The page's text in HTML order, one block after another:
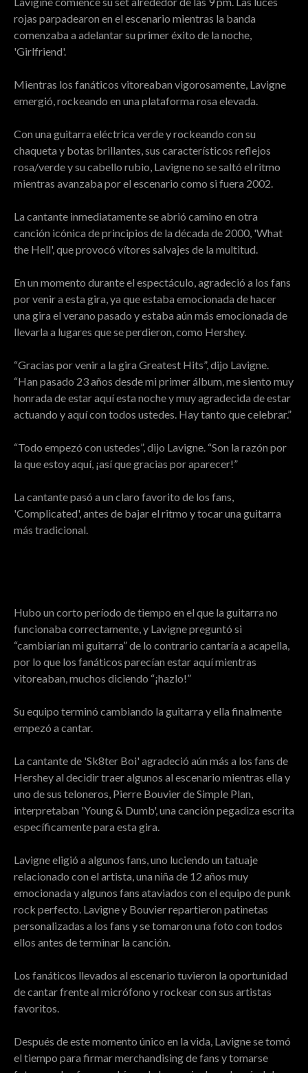
rojas parpadearon en el escenario mientras la banda
comenzaba a adelantar su primer éxito de la noche,
'Girlfriend'.
Mientras los fanáticos vitoreaban vigorosamente, Lavigne
emergió, rockeando en una plataforma rosa elevada.
Con una guitarra eléctrica verde y rockeando con su
chaqueta y botas brillantes, sus característicos reflejos
rosa/verde y su cabello rubio, Lavigne no se saltó el ritmo
mientras avanzaba por el escenario como si fuera 2002.
La cantante inmediatamente se abrió camino en otra
canción icónica de principios de la década de 2000, 'What
the Hell', que provocó vítores salvajes de la multitud.
En un momento durante el espectáculo, agradeció a los fans
por venir a esta gira, ya que estaba emocionada de hacer
una gira el verano pasado y estaba aún más emocionada de
llevarla a lugares que se perdieron, como Hershey.
“Gracias por venir a la gira Greatest Hits”, dijo Lavigne.
“Han pasado 23 años desde mi primer álbum, me siento muy
honrada de estar aquí esta noche y muy agradecida de estar
actuando y aquí con todos ustedes. Hay tanto que celebrar.”
“Todo empezó con ustedes”, dijo Lavigne. “Son la razón por
la que estoy aquí, ¡así que gracias por aparecer!”
La cantante pasó a un claro favorito de los fans,
'Complicated', antes de bajar el ritmo y tocar una guitarra
más tradicional.
Hubo un corto período de tiempo en el que la guitarra no
funcionaba correctamente, y Lavigne preguntó si
“cambiarían mi guitarra” de lo contrario cantaría a acapella,
por lo que los fanáticos parecían estar aquí mientras
vitoreaban, muchos diciendo “¡hazlo!”
Su equipo terminó cambiando la guitarra y ella finalmente
empezó a cantar.
La cantante de 'Sk8ter Boi' agradeció aún más a los fans de
Hershey al decidir traer algunos al escenario mientras ella y
uno de sus teloneros, Pierre Bouvier de Simple Plan,
interpretaban 'Young & Dumb', una canción pegadiza escrita
específicamente para esta gira.
Lavigne eligió a algunos fans, uno luciendo un tatuaje
relacionado con el artista, una niña de 12 años muy
emocionada y algunos fans ataviados con el equipo de punk
rock perfecto. Lavigne y Bouvier repartieron patinetas
personalizadas a los fans y se tomaron una foto con todos
ellos antes de terminar la canción.
Los fanáticos llevados al escenario tuvieron la oportunidad
de cantar frente al micrófono y rockear con sus artistas
favoritos.
Después de este momento único en la vida, Lavigne se tomó
el tiempo para firmar merchandising de fans y tomarse